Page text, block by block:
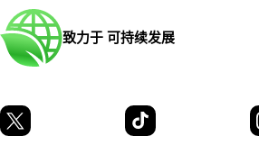
致力于 可持续发展